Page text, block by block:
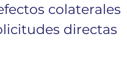
colaterales
directas